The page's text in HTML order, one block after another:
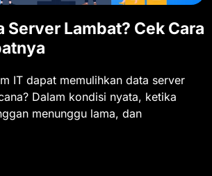
Server Lambat? Cek Cara
IT dapat memulihkan data server
Dalam kondisi nyata, ketika
menunggu lama, dan